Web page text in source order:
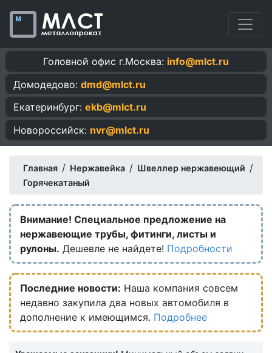
Головной офис г.Москва: info@mlct.ru
Домодедово: dmd@mlct.ru
Екатеринбург: ekb@mlct.ru
Новороссийск: nvr@mlct.ru
Главная / Нержавейка / Швеллер нержавеющий /
Горячекатаный
Внимание! Специальное предложение на
нержавеющие трубы, фитинги, листы и
рулоны. Дешевле не найдете! Подробности
Последние новости: Наша компания совсем
недавно закупила два новых автомобиля в
дополнение к имеющимся. Подробнее